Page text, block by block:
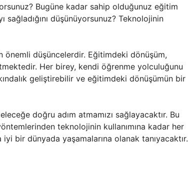
Bugüne kadar sahip olduğunuz eğitim
düşünüyorsunuz? Teknolojinin
düşüncelerdir. Eğitimdeki dönüşüm,
Her birey, kendi öğrenme yolculuğunu
geliştirebilir ve eğitimdeki dönüşümün bir
doğru adım atmamızı sağlayacaktır. Bu
teknolojinin kullanımına kadar her
bir dünyada yaşamalarına olanak tanıyacaktır.